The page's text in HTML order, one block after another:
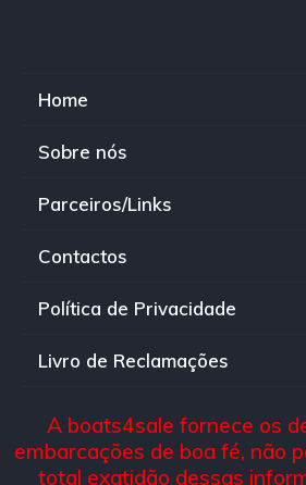
Home
Sobre nós
Parceiros/Links
Contactos
Política de Privacidade
Livro de Reclamações
A boats4sale fornece os
embarcações de boa fé, não
total exatidão dessas